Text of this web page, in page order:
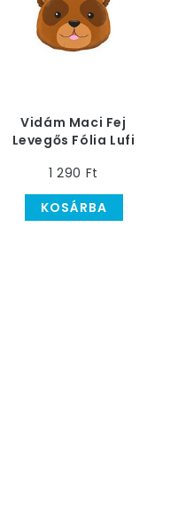
Vidám Maci Fej
Levegős Fólia Lufi
1 290 Ft
KOSÁRBA